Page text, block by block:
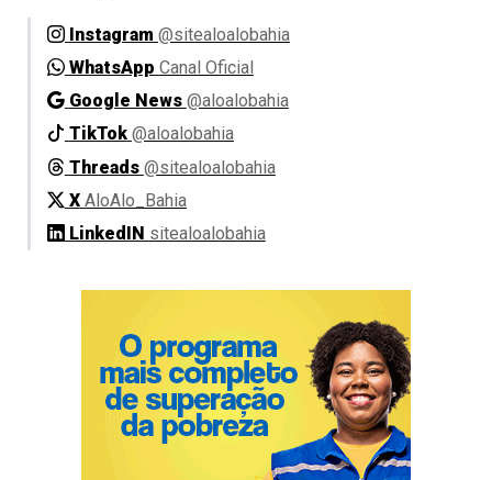
Instagram @sitealoalobahia
WhatsApp Canal Oficial
Google News @aloalobahia
TikTok @aloalobahia
Threads @sitealoalobahia
X AloAlo_Bahia
LinkedIN sitealoalobahia